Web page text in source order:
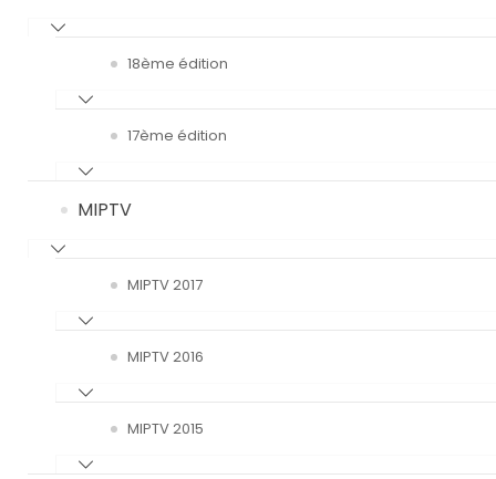
18ème édition
17ème édition
MIPTV
MIPTV 2017
MIPTV 2016
MIPTV 2015